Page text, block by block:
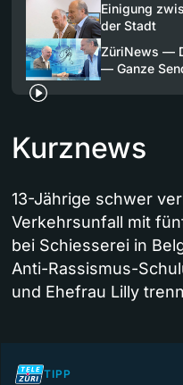
Einigung
der Stadt
ZüriNews —
— Ganze
Kurznews
13-Jährige schwer
Verkehrsunfall mit
bei Schiesserei in
Anti-Rassismus-
und Ehefrau Lilly
TIPP